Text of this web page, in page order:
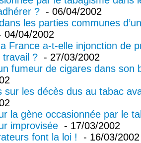
? - 06/04/2002
les parties communes
04/04/2002
France a-t-elle injonction de
travail ? - 27/03/2002
fumeur de cigares dans son
sur les décès dus au tabac
la gène occasionnée par le
improvisée - 17/03/2002
font la loi !
- 16/03/2002